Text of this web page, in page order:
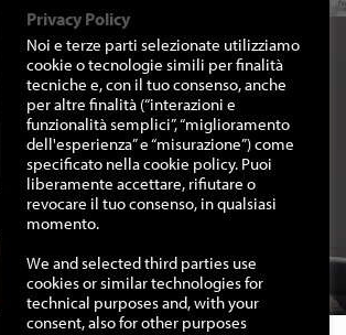
RICHIEDI I NOSTRI
CATALOGHI
CLICCA QUI
Privacy Policy
Noi e terze parti selezionate utilizziamo
cookie o tecnologie simili per finalità
tecniche e, con il tuo consenso, anche
per altre finalità (“interazioni e
funzionalità semplici”, “miglioramento
dell'esperienza” e “misurazione”) come
specificato nella cookie policy. Puoi
liberamente accettare, rifiutare o
revocare il tuo consenso, in qualsiasi
momento.
We and selected third parties use
cookies or similar technologies for
technical purposes and, with your
consent, also for other purposes